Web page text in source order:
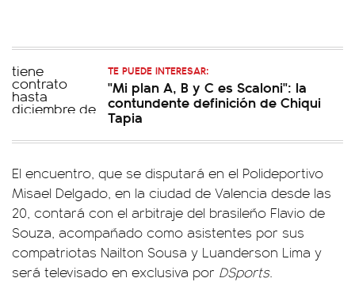
TE PUEDE INTERESAR:
"Mi plan A, B y C es Scaloni": la
contundente definición de Chiqui
Tapia
El encuentro, que se disputará en el Polideportivo
Misael Delgado, en la ciudad de Valencia desde las
20, contará con el arbitraje del brasileño Flavio de
Souza, acompañado como asistentes por sus
compatriotas Nailton Sousa y Luanderson Lima y
será televisado en exclusiva por DSports.